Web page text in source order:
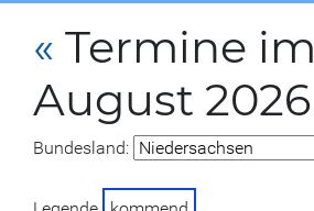
« Termine im
August 2026
Bundesland: